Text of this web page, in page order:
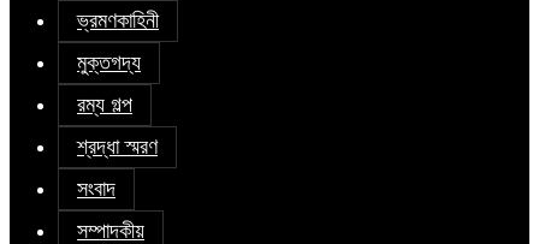
ভ্রমণকাহিনী
মুক্তগদ্য
রম্য গল্প
শ্রদ্ধা স্মরণ
সংবাদ
সম্পাদকীয়